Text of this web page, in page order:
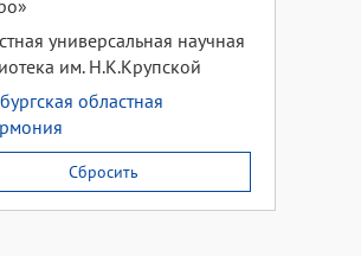
универсальная научная
им. Н.К.Крупской
областная
Сбросить